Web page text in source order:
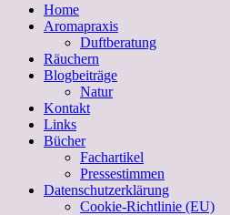
Home
Aromapraxis
Duftberatung
Räuchern
Blogbeiträge
Natur
Kontakt
Links
Bücher
Fachartikel
Pressestimmen
Datenschutzerklärung
Cookie-Richtlinie (EU)